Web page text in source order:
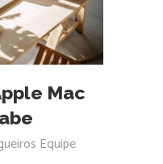
Mac
Equipe